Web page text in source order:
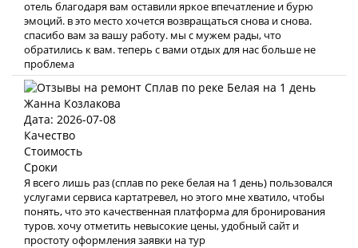
отель благодаря вам оставили яркое впечатление и бурю
эмоций. в это место хочется возвращаться снова и снова.
спасибо вам за вашу работу. мы с мужем рады, что
обратились к вам. теперь с вами отдых для нас больше не
проблема
Жанна Козлакова
Дата: 2026-07-08
Качество
Стоимость
Сроки
Я всего лишь раз (сплав по реке белая на 1 день) пользовался
услугами сервиса картатревел, но этого мне хватило, чтобы
понять, что это качественная платформа для бронирования
туров. хочу отметить невысокие цены, удобный сайт и
простоту оформления заявки на тур